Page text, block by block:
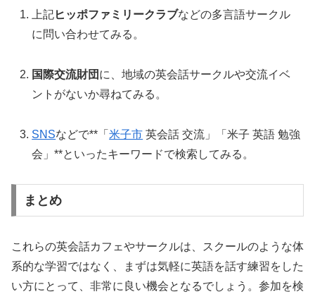
上記ヒッポファミリークラブなどの多言語サークル
に問い合わせてみる。
国際交流財団 に、地域の英会話サークルや交流イベ
ントがないか尋ねてみる。
SNSなどで**「米子市 英会話 交流」「米子 英語 勉強
会」**といったキーワードで検索してみる。
まとめ
これらの英会話カフェやサークルは、スクールのような体
系的な学習ではなく、まずは気軽に英語を話す練習をした
い方にとって、非常に良い機会となるでしょう。参加を検